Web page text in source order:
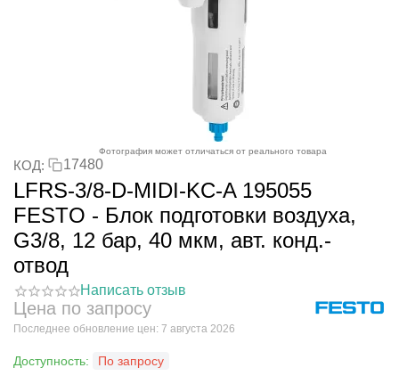
Фотография может отличаться от реального товара
КОД: 17480
LFRS-3/8-D-MIDI-KC-A 195055
FESTO - Блок подготовки воздуха,
G3/8, 12 бар, 40 мкм, авт. конд.-
отвод
Написать отзыв
Цена по запросу
Последнее обновление цен: 7 августа 2026
Доступность:
По запросу